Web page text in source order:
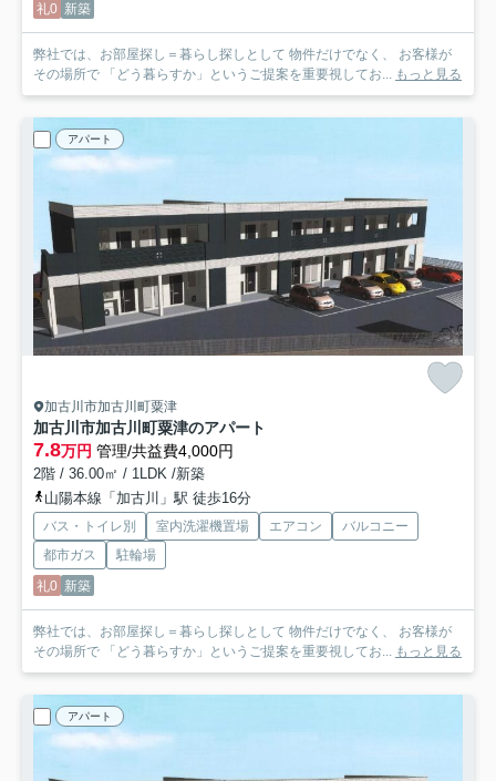
礼0 新築
弊社では、お部屋探し＝暮らし探しとして 物件だけでなく、 お客様が
その場所で 「どう暮らすか」というご提案を重要視してお... もっと見る
アパート
加古川市加古川町粟津
加古川市加古川町粟津のアパート
7.8万円 管理/共益費4,000円
2階 / 36.00㎡ / 1LDK /新築
山陽本線「加古川」駅 徒歩16分
バス・トイレ別 室内洗濯機置場 エアコン
バルコニー
都市ガス
駐輪場
礼0 新築
弊社では、お部屋探し＝暮らし探しとして 物件だけでなく、 お客様が
その場所で 「どう暮らすか」というご提案を重要視してお... もっと見る
アパート